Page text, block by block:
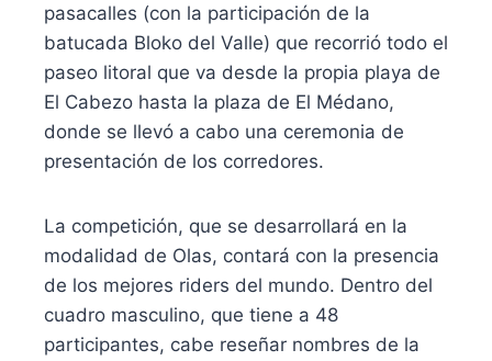
pasacalles (con la participación de la
batucada Bloko del Valle) que recorrió todo el
paseo litoral que va desde la propia playa de
El Cabezo hasta la plaza de El Médano,
donde se llevó a cabo una ceremonia de
presentación de los corredores.
La competición, que se desarrollará en la
modalidad de Olas, contará con la presencia
de los mejores riders del mundo. Dentro del
cuadro masculino, que tiene a 48
participantes, cabe reseñar nombres de la